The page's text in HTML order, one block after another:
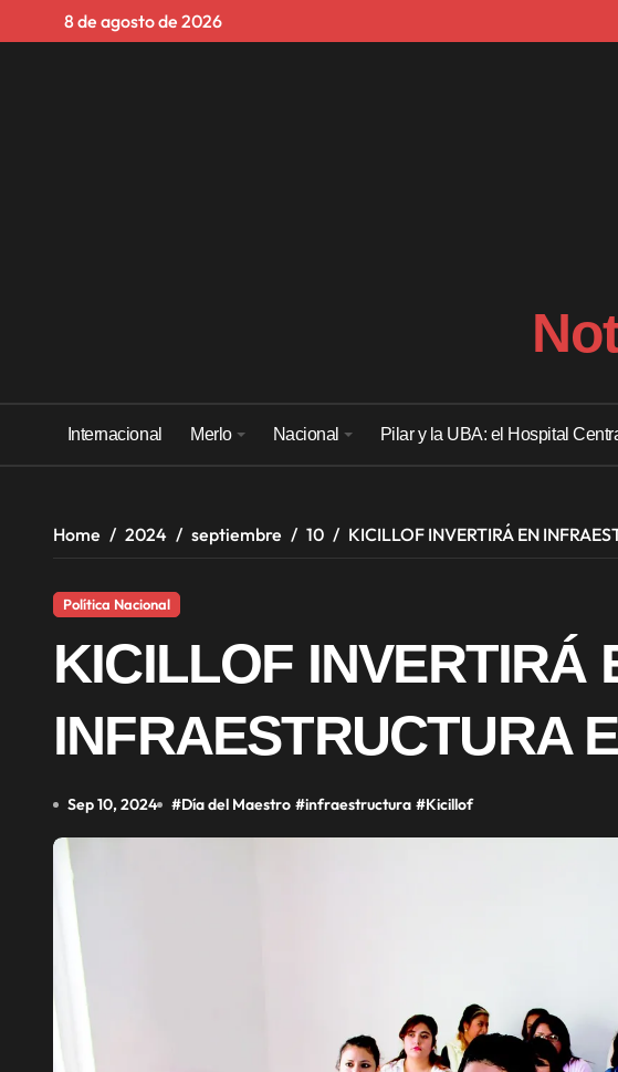
8 de agosto de 2026
Internacional Merlo Nacional Pilar y la UBA: el Hospital
Home 2024 septiembre 10 KICILLOF INVERTIRÁ EN
Política Nacional
KICILLOF INVERTIRÁ
INFRAESTRUCTURA
Sep 10, 2024 #Día del Maestro #infraestructura #Kicillof